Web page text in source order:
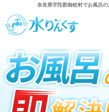
奈良県宇陀郡御杖村でお風呂